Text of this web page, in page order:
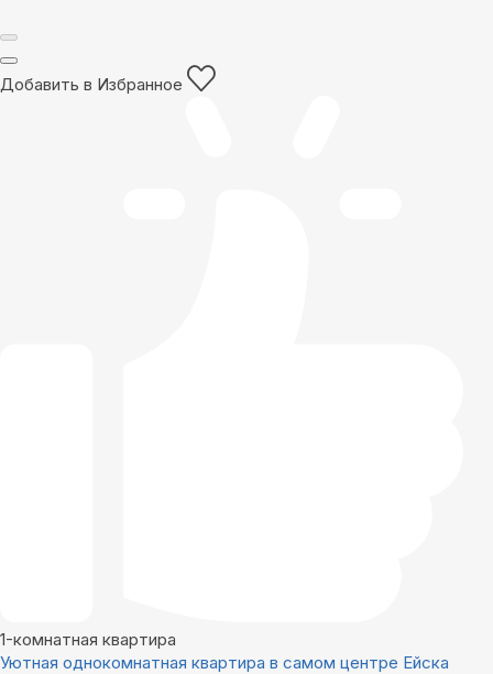
Добавить в Избранное
1-комнатная квартира
Уютная однокомнатная квартира в самом центре Ейска